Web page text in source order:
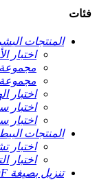
فئات
المنتجات
اختبار
مجموعة
مجموعة
اختبار
اختبار
اختبار
المنتجات
اختبار
اختبار
تنزيل بصيغة PDF